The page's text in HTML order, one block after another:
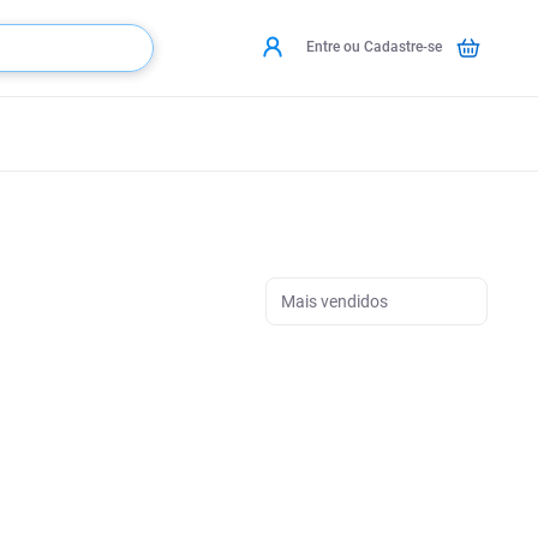
Entre ou Cadastre-se
Mais vendidos